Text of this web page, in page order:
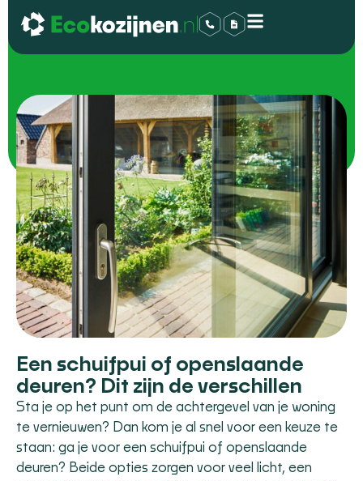
Een schuifpui of openslaande
deuren? Dit zijn de verschillen
Sta je op het punt om de achtergevel van je woning
te vernieuwen? Dan kom je al snel voor een keuze te
staan: ga je voor een schuifpui of openslaande
deuren? Beide opties zorgen voor veel licht, een